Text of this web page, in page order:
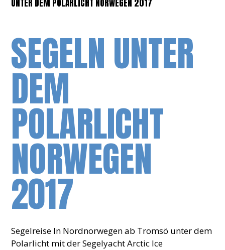
UNTER DEM POLARLICHT NORWEGEN 2017
SEGELN UNTER
DEM
POLARLICHT
NORWEGEN
2017
Segelreise In Nordnorwegen ab Tromsö unter dem
Polarlicht mit der Segelyacht Arctic Ice